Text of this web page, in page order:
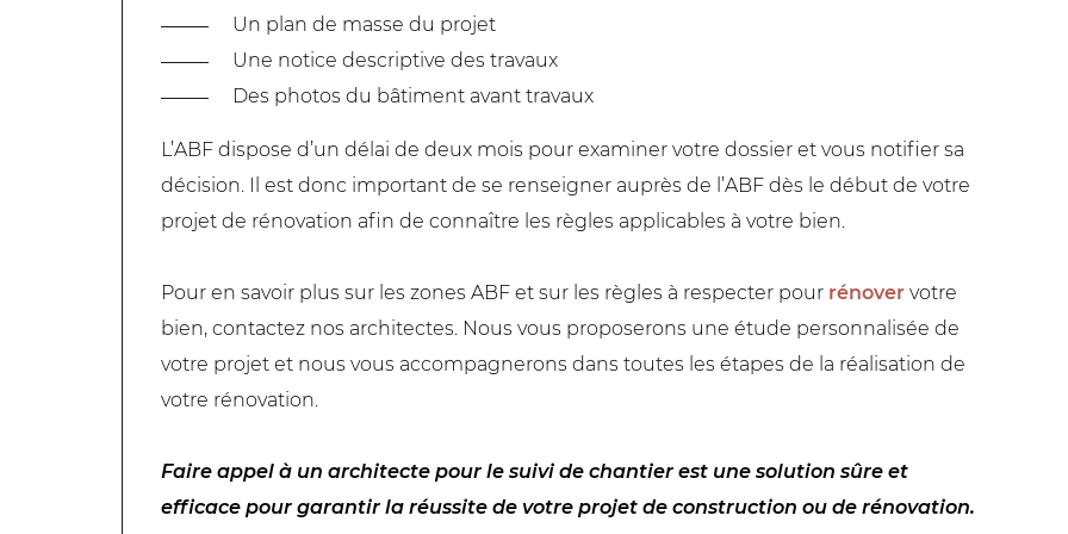
Un plan de masse du projet
Une notice descriptive des travaux
Des photos du bâtiment avant travaux
L’ABF dispose d’un délai de deux mois pour examiner votre dossier et vous notifier sa
décision. Il est donc important de se renseigner auprès de l’ABF dès le début de votre
projet de rénovation afin de connaître les règles applicables à votre bien.
Pour en savoir plus sur les zones ABF et sur les règles à respecter pour rénover votre
bien, contactez nos architectes. Nous vous proposerons une étude personnalisée de
votre projet et nous vous accompagnerons dans toutes les étapes de la réalisation de
votre rénovation.
Faire appel à un architecte pour le suivi de chantier est une solution sûre et
efficace pour garantir la réussite de votre projet de construction ou de rénovation.